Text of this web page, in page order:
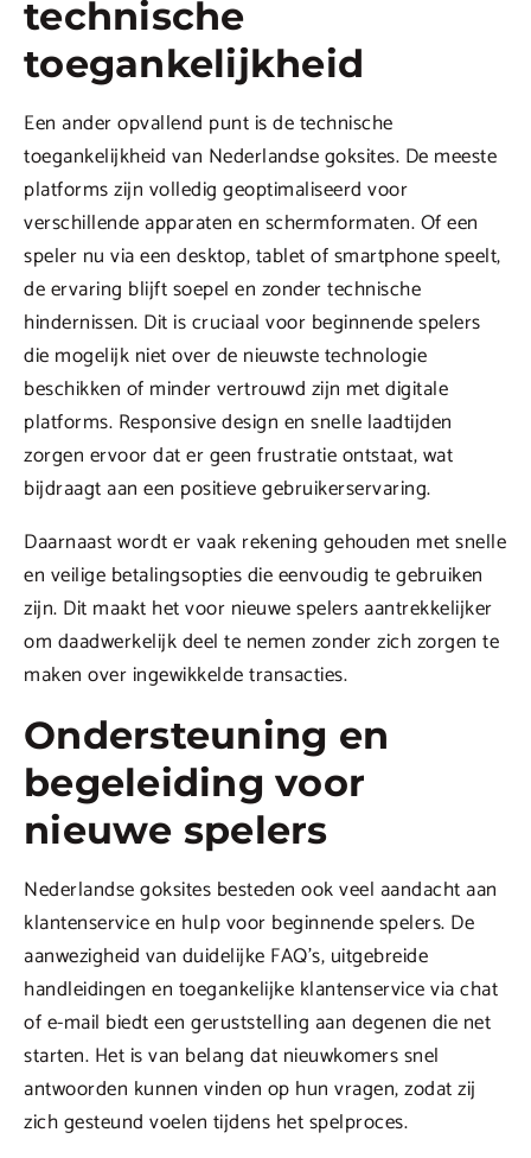
technische
toegankelijkheid
Een ander opvallend punt is de technische
toegankelijkheid van Nederlandse goksites. De meeste
platforms zijn volledig geoptimaliseerd voor
verschillende apparaten en schermformaten. Of een
speler nu via een desktop, tablet of smartphone speelt,
de ervaring blijft soepel en zonder technische
hindernissen. Dit is cruciaal voor beginnende spelers
die mogelijk niet over de nieuwste technologie
beschikken of minder vertrouwd zijn met digitale
platforms. Responsive design en snelle laadtijden
zorgen ervoor dat er geen frustratie ontstaat, wat
bijdraagt aan een positieve gebruikerservaring.
Daarnaast wordt er vaak rekening gehouden met snelle
en veilige betalingsopties die eenvoudig te gebruiken
zijn. Dit maakt het voor nieuwe spelers aantrekkelijker
om daadwerkelijk deel te nemen zonder zich zorgen te
maken over ingewikkelde transacties.
Ondersteuning en
begeleiding voor
nieuwe spelers
Nederlandse goksites besteden ook veel aandacht aan
klantenservice en hulp voor beginnende spelers. De
aanwezigheid van duidelijke FAQ’s, uitgebreide
handleidingen en toegankelijke klantenservice via chat
of e-mail biedt een geruststelling aan degenen die net
starten. Het is van belang dat nieuwkomers snel
antwoorden kunnen vinden op hun vragen, zodat zij
zich gesteund voelen tijdens het spelproces.